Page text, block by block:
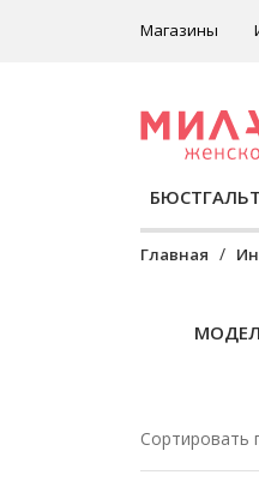
Магазины
Главная
Сортировать